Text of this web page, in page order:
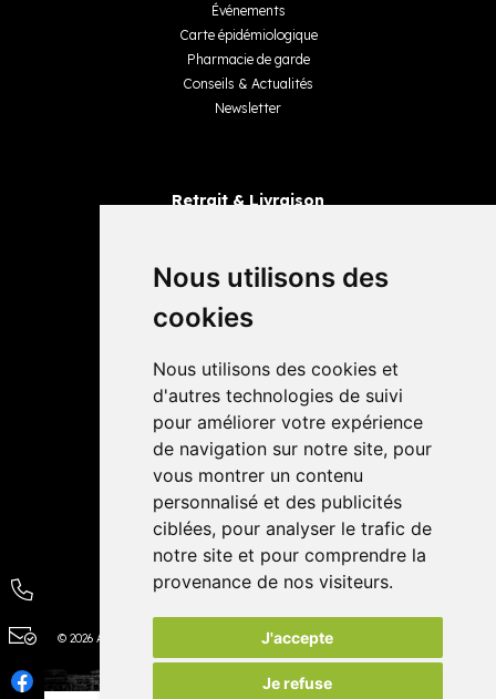
Nous utilisons des
cookies
Nous utilisons des cookies et
d'autres technologies de suivi
pour améliorer votre expérience
de navigation sur notre site, pour
vous montrer un contenu
personnalisé et des publicités
ciblées, pour analyser le trafic de
notre site et pour comprendre la
provenance de nos visiteurs.
J'accepte
Je refuse
Événements
Carte épidémiologique
Pharmacie de garde
Conseils & Actualités
Newsletter
Retrait & Livraison
Livraisons
4,4 / 5 65 avis
© 2026 Autour de la Pharmacie Tous droits réservés